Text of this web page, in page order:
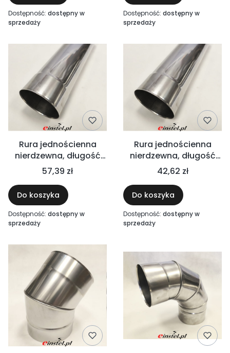
Dostępność: dostępny w
sprzedaży
Dostępność: dostępny w
sprzedaży
Rura jednościenna
nierdzewna, długość
500 mm - WENTYLACJA
57,39 zł
Do koszyka
Dostępność: dostępny w
sprzedaży
Rura jednościenna
nierdzewna, długość
250 mm - WENTYLACJA
42,62 zł
Do koszyka
Dostępność: dostępny w
sprzedaży